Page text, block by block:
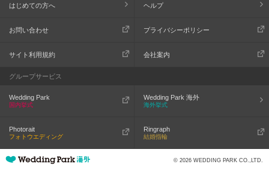
はじめての方へ ヘルプ
お問い合わせ プライバシーポリシー
サイト利用規約 会社案内
グループサービス
Wedding Park
国内挙式
Wedding Park 海外
海外挙式
Photorait
フォトウエディング
Ringraph
結婚指輪
© 2026 WEDDING PARK CO.,LTD.